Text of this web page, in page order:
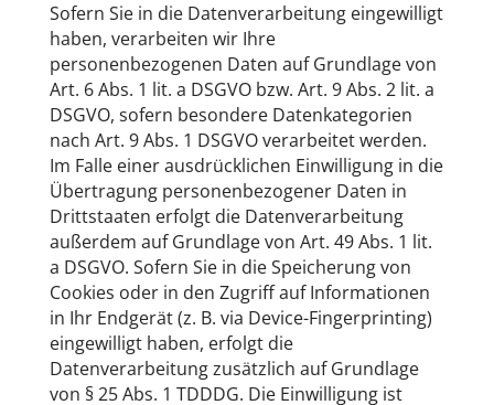
Sofern Sie in die Datenverarbeitung eingewilligt
haben, verarbeiten wir Ihre
personenbezogenen Daten auf Grundlage von
Art. 6 Abs. 1 lit. a DSGVO bzw. Art. 9 Abs. 2 lit. a
DSGVO, sofern besondere Datenkategorien
nach Art. 9 Abs. 1 DSGVO verarbeitet werden.
Im Falle einer ausdrücklichen Einwilligung in die
Übertragung personenbezogener Daten in
Drittstaaten erfolgt die Datenverarbeitung
außerdem auf Grundlage von Art. 49 Abs. 1 lit.
a DSGVO. Sofern Sie in die Speicherung von
Cookies oder in den Zugriff auf Informationen
in Ihr Endgerät (z. B. via Device-Fingerprinting)
eingewilligt haben, erfolgt die
Datenverarbeitung zusätzlich auf Grundlage
von § 25 Abs. 1 TDDDG. Die Einwilligung ist